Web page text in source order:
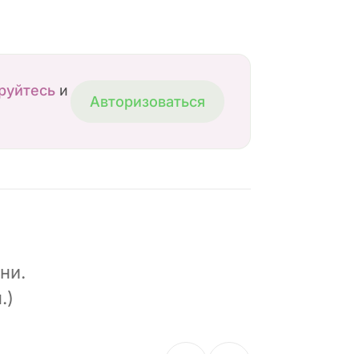
и
Авторизоваться